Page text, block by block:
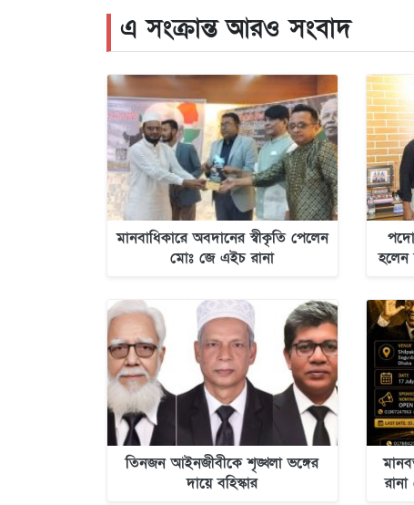
এ সংক্রান্ত আরও সংবাদ
মানবাধিকারে অবদানের স্বীকৃতি পেলেন
মোঃ জে এইচ রানা
হলেন
তিনজন আইনজীবীকে শৃঙ্খলা ভঙ্গের
দায়ে বহিস্কার